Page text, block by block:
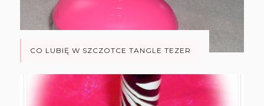
CO LUBIĘ W SZCZOTCE TANGLE TEZER